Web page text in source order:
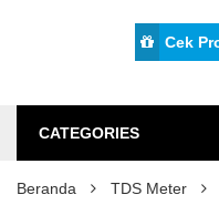
Cek
CATEGORIES
Beranda TDS Meter